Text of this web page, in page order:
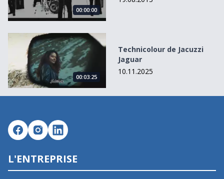
00:00:00
Technicolour de Jacuzzi Jaguar
00:03:25
Technicolour de Jacuzzi
Jaguar
10.11.2025
L'ENTREPRISE